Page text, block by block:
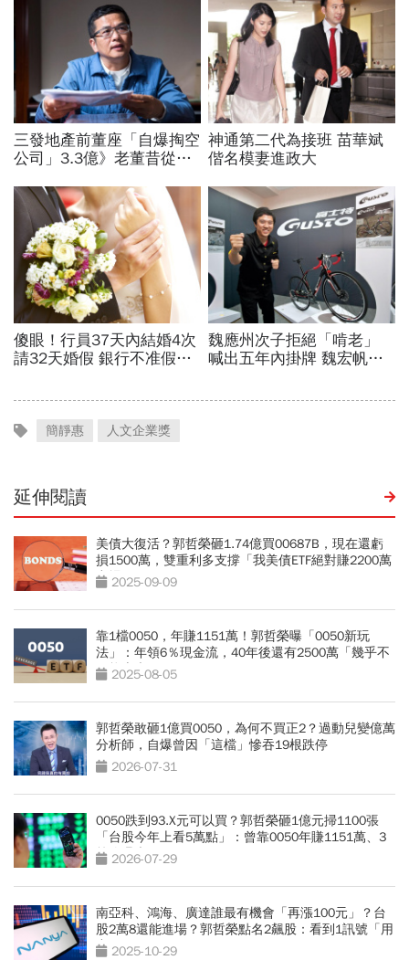
簡靜惠 人文企業獎
延伸閱讀
美債大復活？郭哲榮砸1.74億買00687B，現在還虧
損1500萬，雙重利多支撐「我美債ETF絕對賺2200萬
出場」
2025-09-09
靠1檔0050，年賺1151萬！郭哲榮曝「0050新玩
法」：年領6％現金流，40年後還有2500萬「幾乎不
可能賣光」
2025-08-05
郭哲榮敢砸1億買0050，為何不買正2？過動兒變億萬
分析師，自爆曾因「這檔」慘吞19根跌停
2026-07-31
0050跌到93.X元可以買？郭哲榮砸1億元掃1100張
「台股今年上看5萬點」：曾靠0050年賺1151萬、3
策略曝光
2026-07-29
南亞科、鴻海、廣達誰最有機會「再漲100元」？台
股2萬8還能進場？郭哲榮點名2飆股：看到1訊號「用
力買」
2025-10-29